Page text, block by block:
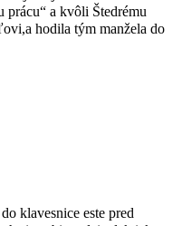
prácu“ a kvôli Štedrému
hodila tým manžela do
klavesnice este pred